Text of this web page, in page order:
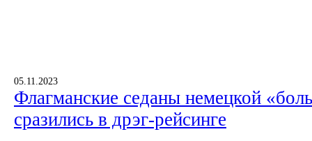
05.11.2023
Флагманские седаны немецкой
сразились в дрэг-рейсинге